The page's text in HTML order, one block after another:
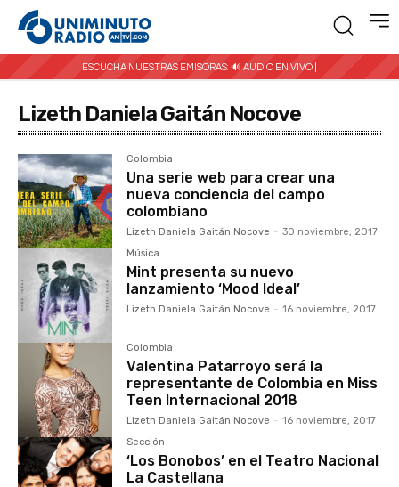
ESCUCHA NUESTRAS EMISORAS: 🔊 AUDIO EN VIVO |
Lizeth Daniela Gaitán Nocove
Colombia
Una serie web para crear una
nueva conciencia del campo
colombiano
Lizeth Daniela Gaitán Nocove - 30 noviembre, 2017
Música
Mint presenta su nuevo
lanzamiento ‘Mood Ideal’
Lizeth Daniela Gaitán Nocove - 16 noviembre, 2017
Colombia
Valentina Patarroyo será la
representante de Colombia en Miss
Teen Internacional 2018
Lizeth Daniela Gaitán Nocove - 16 noviembre, 2017
Sección
‘Los Bonobos’ en el Teatro Nacional
La Castellana